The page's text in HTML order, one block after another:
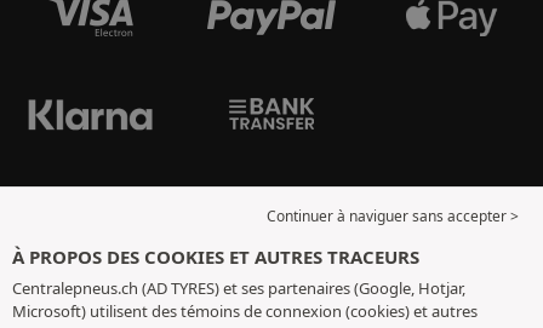
Continuer à naviguer sans accepter >
À PROPOS DES COOKIES ET AUTRES TRACEURS
Centralepneus.ch (AD TYRES) et ses partenaires (Google, Hotjar,
Microsoft) utilisent des témoins de connexion (cookies) et autres